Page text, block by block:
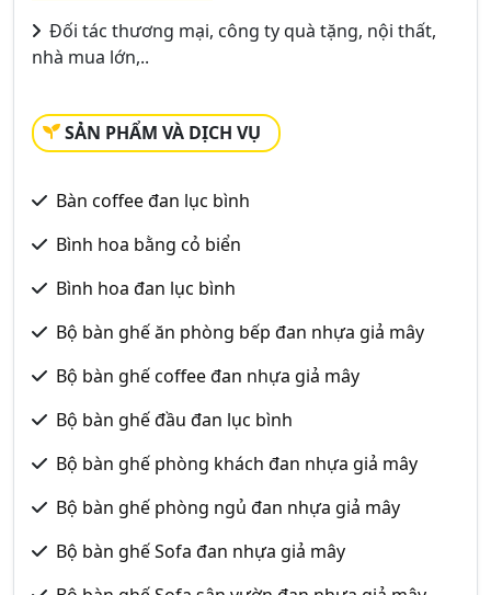
Đối tác thương mại, công ty quà tặng, nội thất,
nhà mua lớn,..
SẢN PHẨM VÀ DỊCH VỤ
Bàn coffee đan lục bình
Bình hoa bằng cỏ biển
Bình hoa đan lục bình
Bộ bàn ghế ăn phòng bếp đan nhựa giả mây
Bộ bàn ghế coffee đan nhựa giả mây
Bộ bàn ghế đầu đan lục bình
Bộ bàn ghế phòng khách đan nhựa giả mây
Bộ bàn ghế phòng ngủ đan nhựa giả mây
Bộ bàn ghế Sofa đan nhựa giả mây